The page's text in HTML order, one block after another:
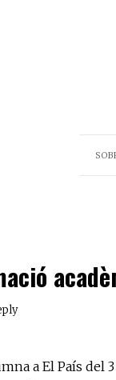
a El País del